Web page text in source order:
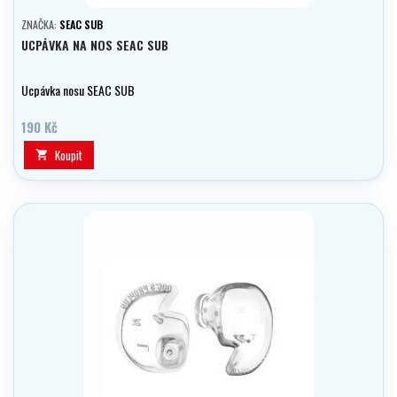
ZNAČKA: SEAC SUB
UCPÁVKA NA NOS SEAC SUB
Ucpávka nosu SEAC SUB
190 Kč
 Koupit